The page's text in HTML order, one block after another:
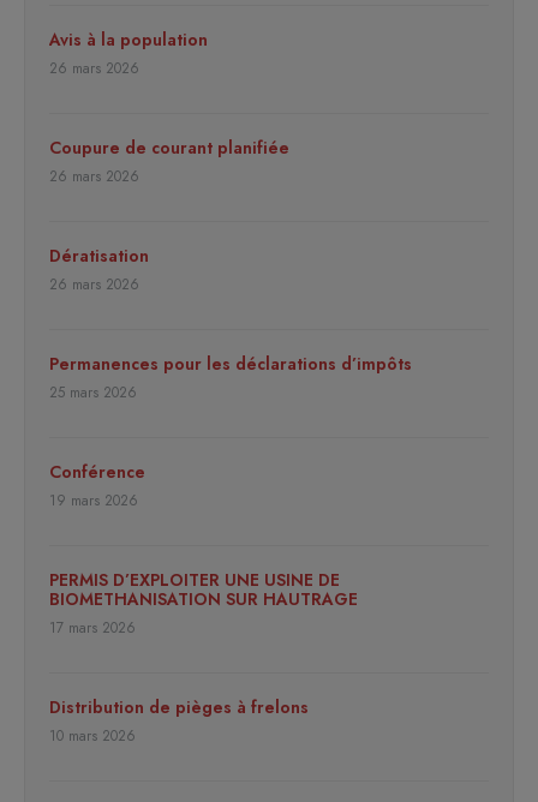
Avis à la population
26 mars 2026
Coupure de courant planifiée
26 mars 2026
Dératisation
26 mars 2026
Permanences pour les déclarations d’impôts
25 mars 2026
Conférence
19 mars 2026
PERMIS D’EXPLOITER UNE USINE DE
BIOMETHANISATION SUR HAUTRAGE
17 mars 2026
Distribution de pièges à frelons
10 mars 2026